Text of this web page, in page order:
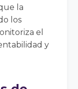
la
los
el
y